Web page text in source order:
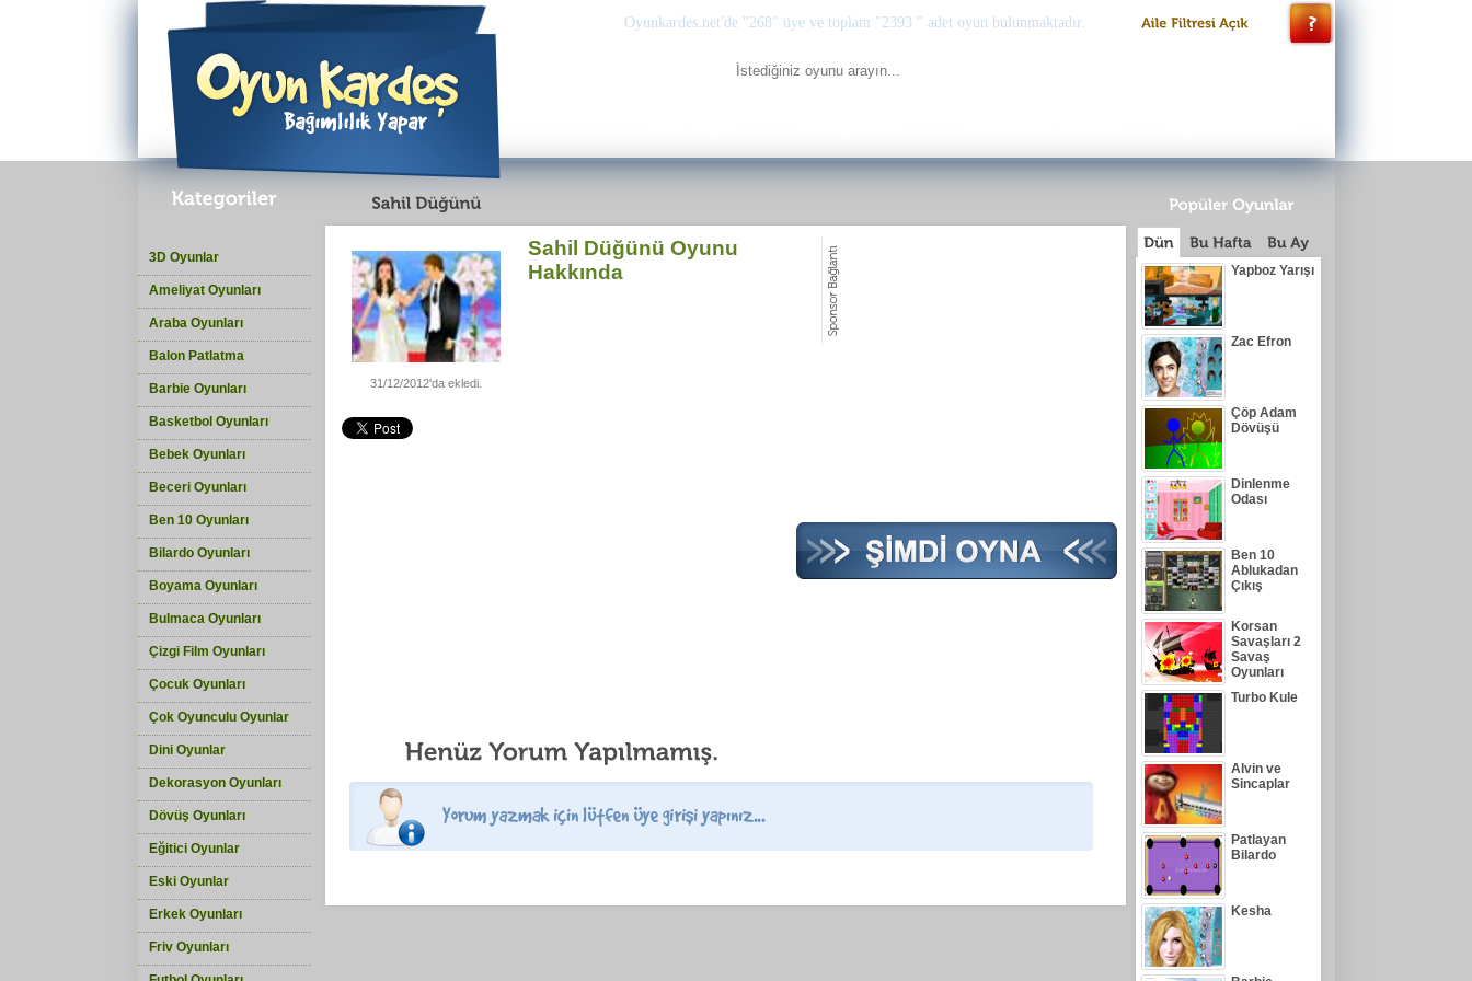
Oyunkardes.net'de "268" üye ve toplam "2393 " adet oyun bulunmaktadır.
3D Oyunlar
Ameliyat Oyunları
Araba Oyunları
Balon Patlatma
Barbie Oyunları
Basketbol Oyunları
Bebek Oyunları
Beceri Oyunları
Ben 10 Oyunları
Bilardo Oyunları
Boyama Oyunları
Bulmaca Oyunları
Çizgi Film Oyunları
Çocuk Oyunları
Çok Oyunculu Oyunlar
Dini Oyunlar
Dekorasyon Oyunları
Dövüş Oyunları
Eğitici Oyunlar
Eski Oyunlar
Erkek Oyunları
Friv Oyunları
31/12/2012'da ekledi.
Sahil Düğünü Oyunu
Hakkında
Yapboz Yarışı
Zac Efron
Çöp Adam
Dövüşü
Dinlenme
Odası
Ben 10
Ablukadan
Çıkış
Korsan
Savaşları 2
Savaş
Oyunları
Turbo Kule
Alvin ve
Sincaplar
Patlayan
Bilardo
Kesha